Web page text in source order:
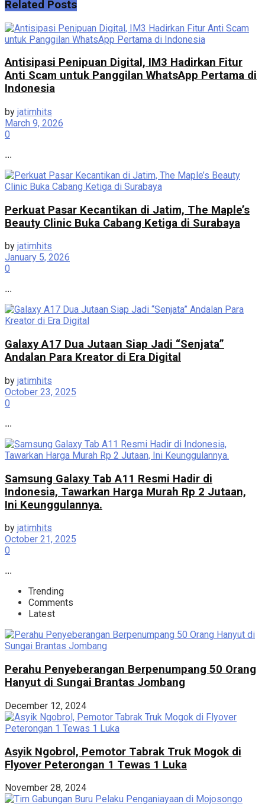
Related Posts
Antisipasi Penipuan Digital, IM3 Hadirkan Fitur
Anti Scam untuk Panggilan WhatsApp Pertama di
Indonesia
by jatimhits
March 9, 2026
0
...
Perkuat Pasar Kecantikan di Jatim, The Maple’s
Beauty Clinic Buka Cabang Ketiga di Surabaya
by jatimhits
January 5, 2026
0
...
Galaxy A17 Dua Jutaan Siap Jadi “Senjata”
Andalan Para Kreator di Era Digital
by jatimhits
October 23, 2025
0
...
Samsung Galaxy Tab A11 Resmi Hadir di
Indonesia, Tawarkan Harga Murah Rp 2 Jutaan,
Ini Keunggulannya.
by jatimhits
October 21, 2025
0
...
Trending
Comments
Latest
Perahu Penyeberangan Berpenumpang 50 Orang
Hanyut di Sungai Brantas Jombang
December 12, 2024
Asyik Ngobrol, Pemotor Tabrak Truk Mogok di
Flyover Peterongan 1 Tewas 1 Luka
November 28, 2024